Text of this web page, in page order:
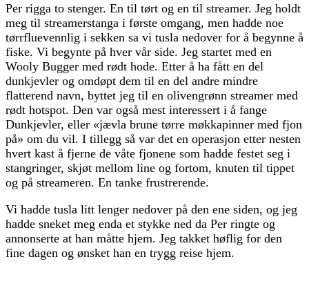
Per rigga to stenger. En til tørt og en til streamer. Jeg holdt
meg til streamerstanga i første omgang, men hadde noe
tørrfluevennlig i sekken sa vi tusla nedover for å begynne å
fiske. Vi begynte på hver vår side. Jeg startet med en
Wooly Bugger med rødt hode. Etter å ha fått en del
dunkjevler og omdøpt dem til en del andre mindre
flatterend navn, byttet jeg til en olivengrønn streamer med
rødt hotspot. Den var også mest interessert i å fange
Dunkjevler, eller «jævla brune tørre møkkapinner med fjon
på» om du vil. I tillegg så var det en operasjon etter nesten
hvert kast å fjerne de våte fjonene som hadde festet seg i
stangringer, skjøt mellom line og fortom, knuten til tippet
og på streameren. En tanke frustrerende.
Vi hadde tusla litt lenger nedover på den ene siden, og jeg
hadde sneket meg enda et stykke ned da Per ringte og
annonserte at han måtte hjem. Jeg takket høflig for den
fine dagen og ønsket han en trygg reise hjem.